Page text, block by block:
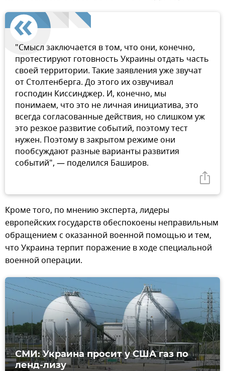
"Смысл заключается в том, что они, конечно,
протестируют готовность Украины отдать часть
своей территории. Такие заявления уже звучат
от Столтенберга. До этого их озвучивал
господин Киссинджер. И, конечно, мы
понимаем, что это не личная инициатива, это
всегда согласованные действия, но слишком уж
это резкое развитие событий, поэтому тест
нужен. Поэтому в закрытом режиме они
пообсуждают разные варианты развития
событий", — поделился Баширов.
Кроме того, по мнению эксперта, лидеры
европейских государств обеспокоены неправильным
обращением с оказанной военной помощью и тем,
что Украина терпит поражение в ходе специальной
военной операции.
СМИ: Украина просит у США газ по
ленд-лизу